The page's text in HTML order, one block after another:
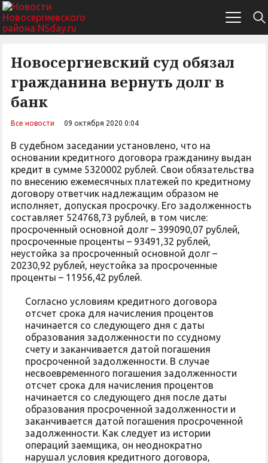
Новосергиевский суд обязал
гражданина вернуть долг в
банк
Все новости 09 октября 2020 0:04
В судебном заседании установлено, что на
основании кредитного договора гражданину выдан
кредит в сумме 5320002 рублей. Свои обязательства
по внесению ежемесячных платежей по кредитному
договору ответчик надлежащим образом не
исполняет, допуская просрочку. Его задолженность
составляет 524768,73 рублей, в том числе:
просроченный основной долг – 399090,07 рублей,
просроченные проценты – 93491,32 рублей,
неустойка за просроченный основной долг –
20230,92 рублей, неустойка за просроченные
проценты – 11956,42 рублей.
Согласно условиям кредитного договора
отсчет срока для начисления процентов
начинается со следующего дня с даты
образования задолженности по ссудному
счету и заканчивается датой погашения
просроченной задолженности. В случае
несвоевременного погашения задолженности
отсчет срока для начисления процентов
начинается со следующего дня после даты
образования просроченной задолженности и
заканчивается датой погашения просроченной
задолженности. Как следует из истории
операций заемщика, он неоднократно
нарушал условия кредитного договора,